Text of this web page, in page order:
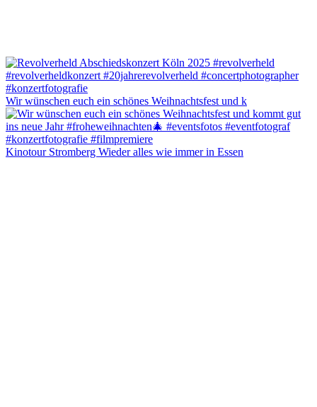
Wir wünschen euch ein schönes Weihnachtsfest und k
Kinotour Stromberg Wieder alles wie immer in Essen